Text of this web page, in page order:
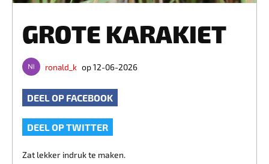
GROTE KARAKIET
ronald_k op 12-06-2026
DEEL OP FACEBOOK
DEEL OP TWITTER
Zat lekker indruk te maken.